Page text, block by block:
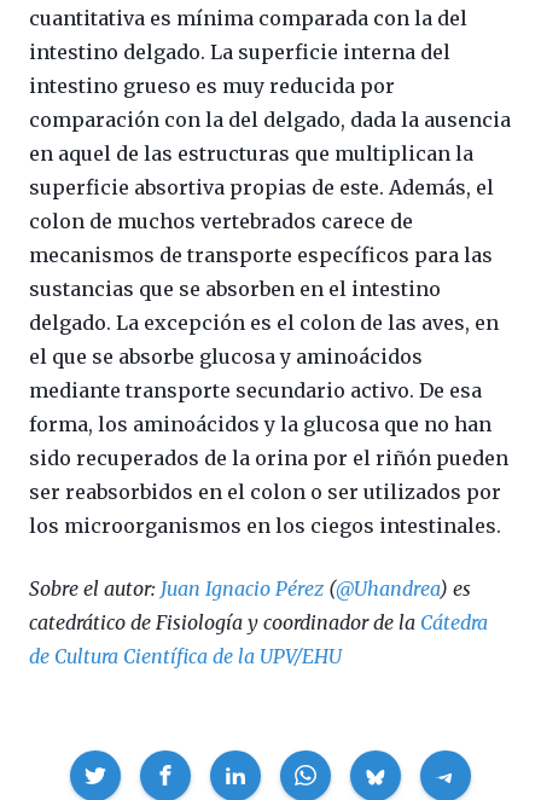
cuantitativa es mínima comparada con la del
intestino delgado. La superficie interna del
intestino grueso es muy reducida por
comparación con la del delgado, dada la ausencia
en aquel de las estructuras que multiplican la
superficie absortiva propias de este. Además, el
colon de muchos vertebrados carece de
mecanismos de transporte específicos para las
sustancias que se absorben en el intestino
delgado. La excepción es el colon de las aves, en
el que se absorbe glucosa y aminoácidos
mediante transporte secundario activo. De esa
forma, los aminoácidos y la glucosa que no han
sido recuperados de la orina por el riñón pueden
ser reabsorbidos en el colon o ser utilizados por
los microorganismos en los ciegos intestinales.
Sobre el autor: Juan Ignacio Pérez (@Uhandrea) es
catedrático de Fisiología y coordinador de la Cátedra
de Cultura Científica de la UPV/EHU
Compartir